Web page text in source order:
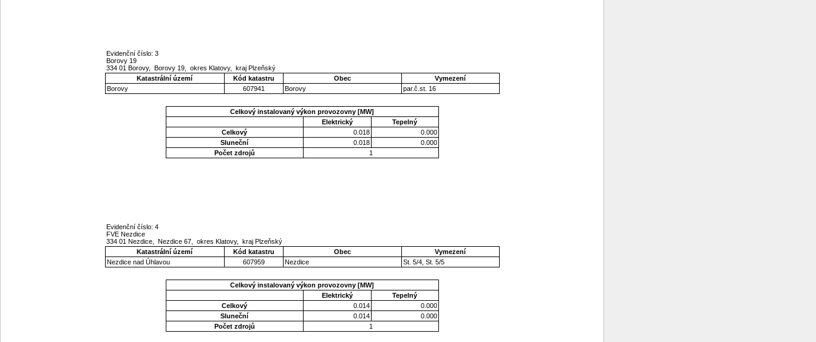
Evidenční číslo: 3
Borovy 19
334 01 Borovy, Borovy 19, okres Klatovy, kraj Plzeňský
Katastrální území
Kód katastru Obec
Vymezení
Borovy
607941 Borovy par.č.st. 16
Celkový instalovaný výkon provozovny [MW]
Elektrický
Tepelný
Celkový
0.018
0.000
Sluneční
0.018
0.000
Počet zdrojů
1
Evidenční číslo: 4
FVE Nezdice
334 01 Nezdice, Nezdice 67, okres Klatovy, kraj Plzeňský
Katastrální území
Kód katastru Obec
Vymezení
Nezdice nad Úhlavou
607959 Nezdice St. 5/4, St. 5/5
Celkový instalovaný výkon provozovny [MW]
Elektrický
Tepelný
Celkový
0.014
0.000
Sluneční
0.014
0.000
Počet zdrojů
1